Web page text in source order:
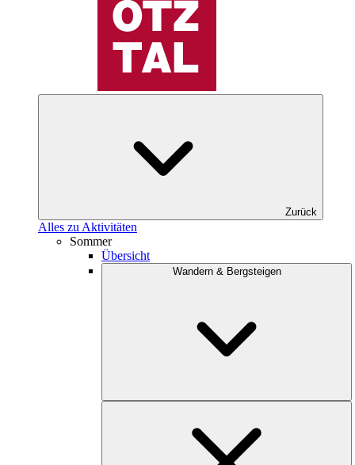
Zurück
Alles zu Aktivitäten
Sommer
Übersicht
Wandern & Bergsteigen